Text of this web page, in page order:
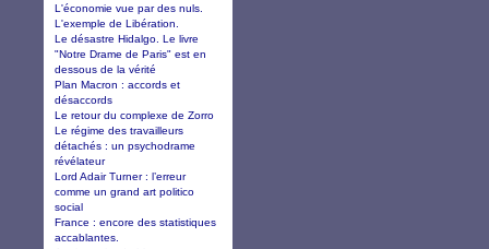
L'économie vue par des nuls.
L'exemple de Libération.
Le désastre Hidalgo. Le livre
"Notre Drame de Paris" est en
dessous de la vérité
Plan Macron : accords et
désaccords
Le retour du complexe de Zorro
Le régime des travailleurs
détachés : un psychodrame
révélateur
Lord Adair Turner : l’erreur
comme un grand art politico
social
France : encore des statistiques
accablantes.